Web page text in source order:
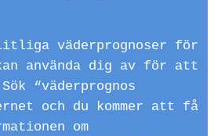
väderprognoser för
använda dig av för att
“väderprognos
och du kommer att få
om